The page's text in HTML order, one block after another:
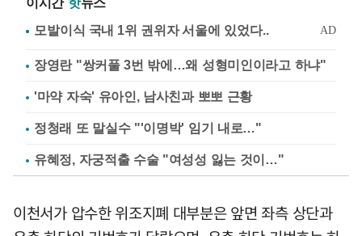
장영란 "쌍커풀 3번 밖에…왜 성형미인이라고 하냐"
'마약 자숙' 유아인, 남사친과 뽀뽀 근황
정청래 또 말실수 "'이명박' 임기 내로…"
유혜정, 자궁적출 수술 "여성성 잃는 것이…"
이천서가 압수한 위조지폐 대부분은 앞면 좌측 상단과